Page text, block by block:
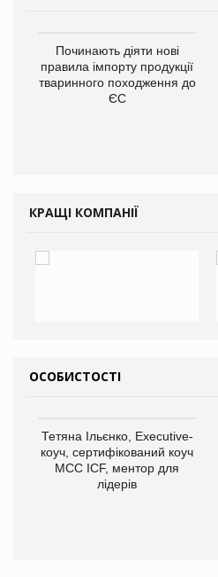
Починають діяти нові
правила імпорту продукції
тваринного походження до
ЄС
КРАЩІ КОМПАНІЇ
ОСОБИСТОСТІ
Тетяна Ільєнко, Executive-
коуч, сертифікований коуч
МСС ICF, ментор для
лідерів